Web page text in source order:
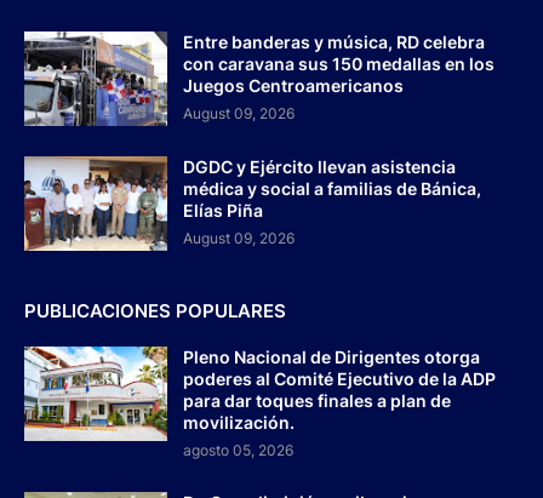
Entre banderas y música, RD celebra
con caravana sus 150 medallas en los
Juegos Centroamericanos
August 09, 2026
DGDC y Ejército llevan asistencia
médica y social a familias de Bánica,
Elías Piña
August 09, 2026
PUBLICACIONES POPULARES
Pleno Nacional de Dirigentes otorga
poderes al Comité Ejecutivo de la ADP
para dar toques finales a plan de
movilización.
agosto 05, 2026